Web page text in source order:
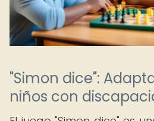
"Simon dice":
niños con